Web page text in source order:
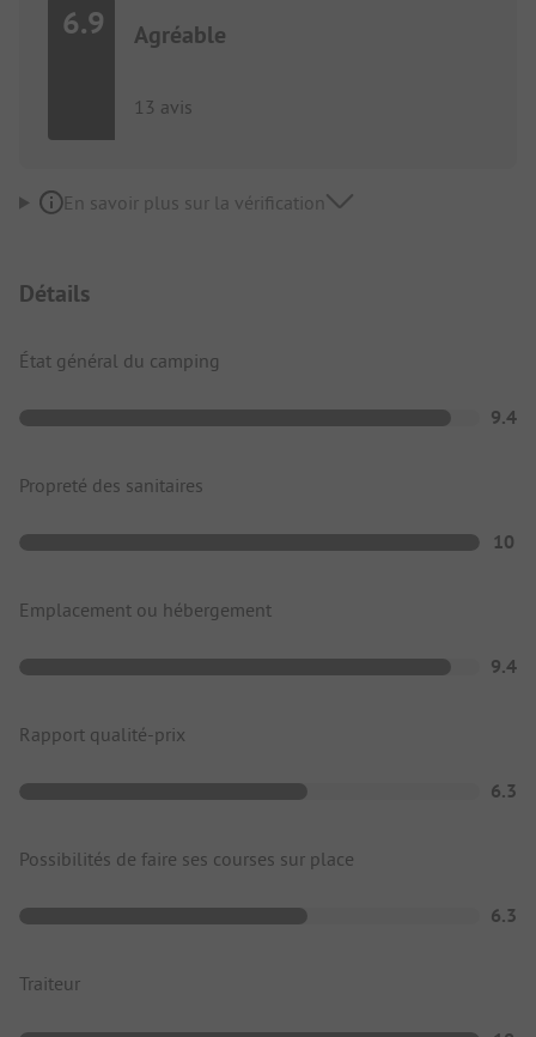
6.9 Agréable
13 avis
En savoir plus sur la vérification
Détails
État général du camping
9.4
Propreté des sanitaires
10
Emplacement ou hébergement
9.4
Rapport qualité-prix
6.3
Possibilités de faire ses courses sur place
6.3
Traiteur